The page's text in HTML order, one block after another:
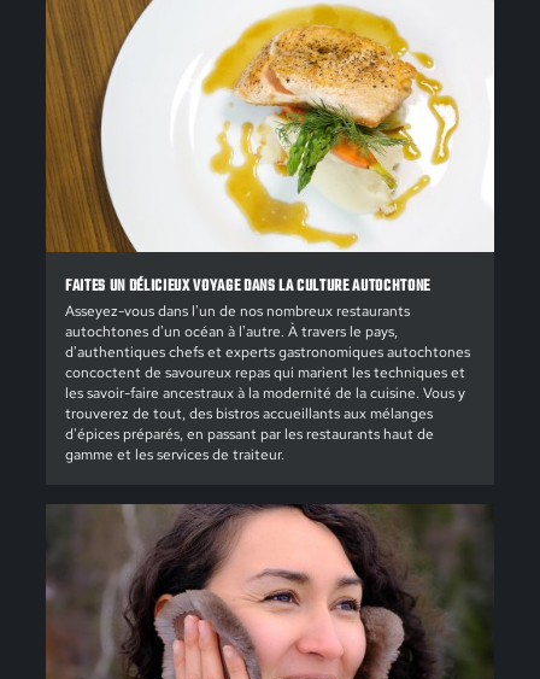
FAITES UN DÉLICIEUX VOYAGE DANS LA CULTURE AUTOCHTONE
Asseyez-vous dans l'un de nos nombreux restaurants
autochtones d'un océan à l'autre. À travers le pays,
d'authentiques chefs et experts gastronomiques autochtones
concoctent de savoureux repas qui marient les techniques et
les savoir-faire ancestraux à la modernité de la cuisine. Vous y
trouverez de tout, des bistros accueillants aux mélanges
d'épices préparés, en passant par les restaurants haut de
gamme et les services de traiteur.